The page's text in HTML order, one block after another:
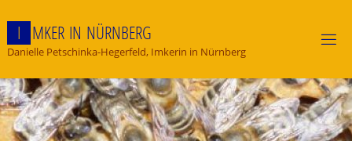
to
content
I MKER IN NÜRNBERG
Danielle Petschinka-Hegerfeld, Imkerin in Nürnberg